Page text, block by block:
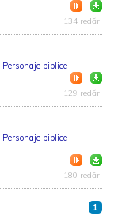
134 redări
Personaje biblice
129 redări
Personaje biblice
180 redări
1